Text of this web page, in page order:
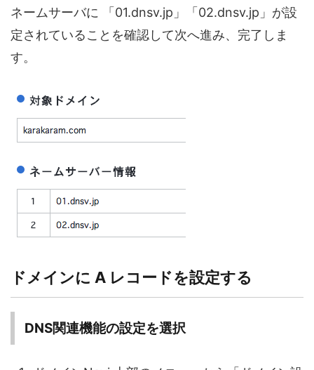
ネームサーバに 「01.dnsv.jp」「02.dnsv.jp」が設
定されていることを確認して次へ進み、完了しま
す。
ドメインに A レコードを設定する
DNS関連機能の設定を選択